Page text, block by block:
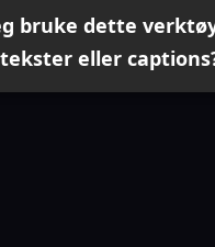
bruke dette
eller